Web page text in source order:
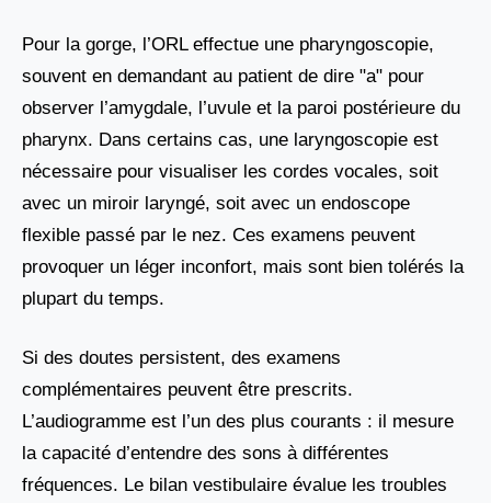
Pour la gorge, l’ORL effectue une pharyngoscopie,
souvent en demandant au patient de dire "a" pour
observer l’amygdale, l’uvule et la paroi postérieure du
pharynx. Dans certains cas, une laryngoscopie est
nécessaire pour visualiser les cordes vocales, soit
avec un miroir laryngé, soit avec un endoscope
flexible passé par le nez. Ces examens peuvent
provoquer un léger inconfort, mais sont bien tolérés la
plupart du temps.
Si des doutes persistent, des examens
complémentaires peuvent être prescrits.
L’audiogramme est l’un des plus courants : il mesure
la capacité d’entendre des sons à différentes
fréquences. Le bilan vestibulaire évalue les troubles